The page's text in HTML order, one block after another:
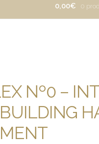
0,00€ 0
Nº0 –